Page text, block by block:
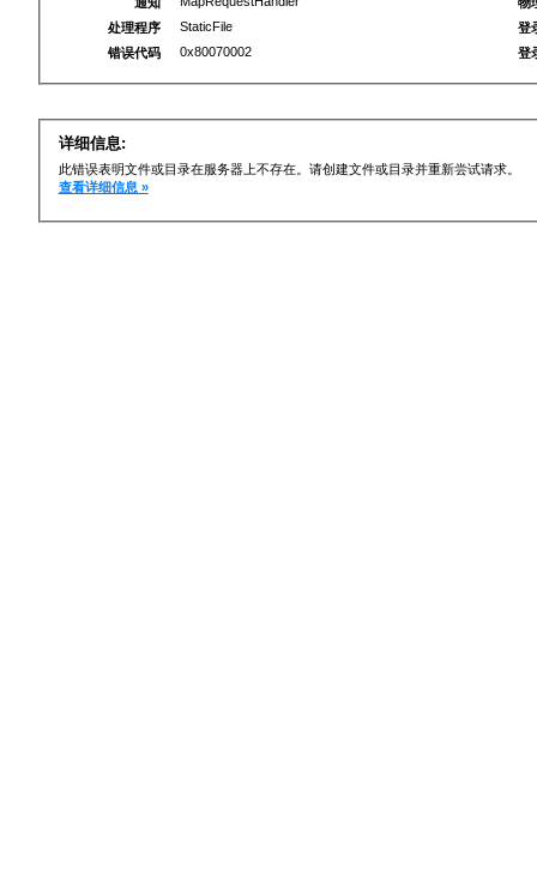
处理程序
StaticFile
错误代码
0x80070002
登
登
详细信息:
此错误表明文件或目录在服务器上不存在。请创建文件或目录并重新尝试请求。
查看详细信息 »